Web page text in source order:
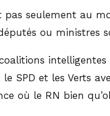
seulement au
ou ministres
SPD et les Verts
où le RN bien